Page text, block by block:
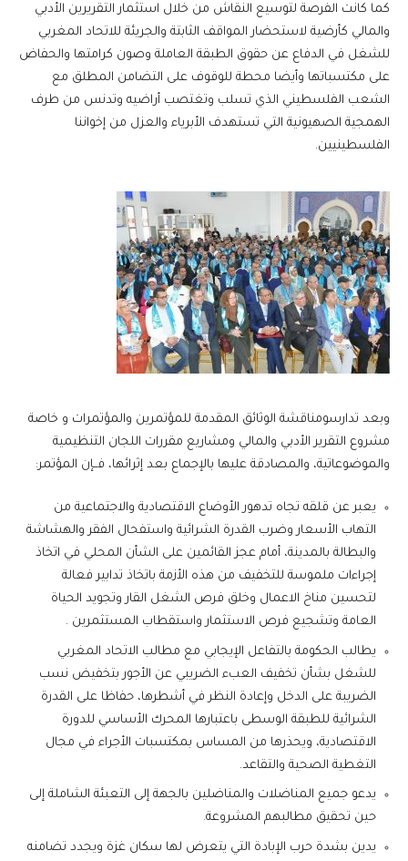
كما كانت الفرصة لتوسيع النقاش من خلال استثمار التقريرين الأدبي
والمالي كأرضية لاستحضار المواقف الثابتة والجريئة للاتحاد المغربي
للشغل في الدفاع عن حقوق الطبقة العاملة وصون كرامتها والحفاض
على مكتسباتها وأيضا محطة للوقوف على التضامن المطلق مع
الشعب الفلسطيني الذي تسلب وتغتصب أراضيه وتدنس من طرف
الهمجية الصهيونية التي تستهدف الأبرياء والعزل من إخواننا
الفلسطينيين.
وبعد تدارسومناقشة الوثائق المقدمة للمؤتمرين والمؤتمرات و خاصة
مشروع التقرير الأدبي والمالي ومشاريع مقررات اللجان التنظيمية
والموضوعاتية، والمصادقة عليها بالإجماع بعد إثرائها، فــإن المؤتمر:
يعبر عن قلقه تجاه تدهور الأوضاع الاقتصادية والاجتماعية من
التهاب الأسعار وضرب القدرة الشرائية واستفحال الفقر والهشاشة
والبطالة بالمدينة، أمام عجز القائمين على الشأن المحلي في اتخاذ
إجراءات ملموسة للتخفيف من هذه الأزمة باتخاذ تدابير فعالة
لتحسين مناخ الاعمال وخلق فرص الشغل القار وتجويد الحياة
العامة وتشجيع فرص الاستثمار واستقطاب المستثمرين .
يطالب الحكومة بالتفاعل الإيجابي مع مطالب الاتحاد المغربي
للشغل بشأن تخفيف العبء الضريبي عن الأجور بتخفيض نسب
الضريبة على الدخل وإعادة النظر في أشطرها، حفاظا على القدرة
الشرائية للطبقة الوسطى باعتبارها المحرك الأساسي للدورة
الاقتصادية، ويحذرها من المساس بمكتسبات الأجراء في مجال
التغطية الصحية والتقاعد.
يدعو جميع المناضلات والمناضلين بالجهة إلى التعبئة الشاملة إلى
حين تحقيق مطالبهم المشروعة.
يدين بشدة حرب الإبادة التي يتعرض لها سكان غزة ويجدد تضامنه